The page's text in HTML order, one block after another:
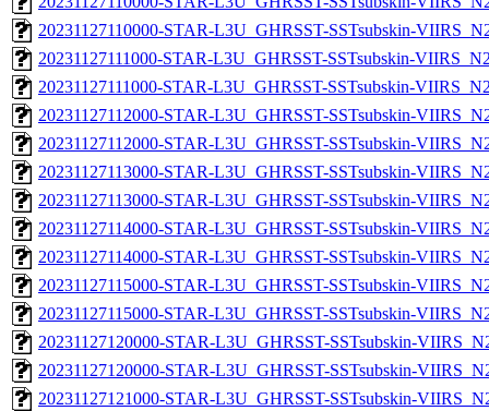
20231127110000-STAR-L3U_GHRSST-SSTsubskin-
20231127111000-STAR-L3U_GHRSST-SSTsubskin-
20231127111000-STAR-L3U_GHRSST-SSTsubskin-
20231127112000-STAR-L3U_GHRSST-SSTsubskin-
20231127112000-STAR-L3U_GHRSST-SSTsubskin-
20231127113000-STAR-L3U_GHRSST-SSTsubskin-
20231127113000-STAR-L3U_GHRSST-SSTsubskin-
20231127114000-STAR-L3U_GHRSST-SSTsubskin-
20231127114000-STAR-L3U_GHRSST-SSTsubskin-
20231127115000-STAR-L3U_GHRSST-SSTsubskin-
20231127115000-STAR-L3U_GHRSST-SSTsubskin-
20231127120000-STAR-L3U_GHRSST-SSTsubskin-
20231127120000-STAR-L3U_GHRSST-SSTsubskin-
20231127121000-STAR-L3U_GHRSST-SSTsubskin-